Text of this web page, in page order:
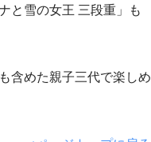
と雪の女王 三段重」も
含めた親子三代で楽しめ